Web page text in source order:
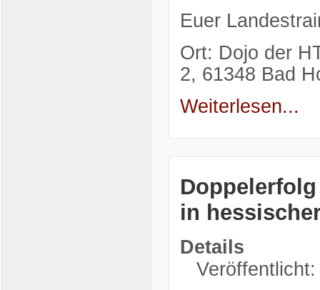
Euer
Ort: Dojo der
2, 61348 Bad
Weiterlesen...
in
Details